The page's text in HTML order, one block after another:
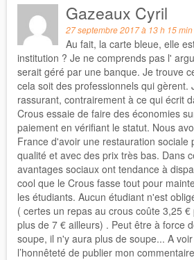
Gazeaux Cyril
27 septembre 2017 à 13 h 15 min
Au fait, la carte bleue, elle
institution ? Je ne comprends pas l'
serait géré par une banque. Je trouve
cela soit des professionnels qui gèrent.
rassurant, contrairement à ce qui écrit
Crous essaie de faire des économies
paiement en vérifiant le statut. Nous
France d'avoir une restauration sociale
qualité et avec des prix très bas. Dans
avantages sociaux ont tendance à
cool que le Crous fasse tout pour
les étudiants. Aucun étudiant n'est
( certes un repas au crous coûte 3,25
plus de 7 € ailleurs) . Peut être à force
soupe, il n'y aura plus de soupe... A
l’honnêteté de publier mon